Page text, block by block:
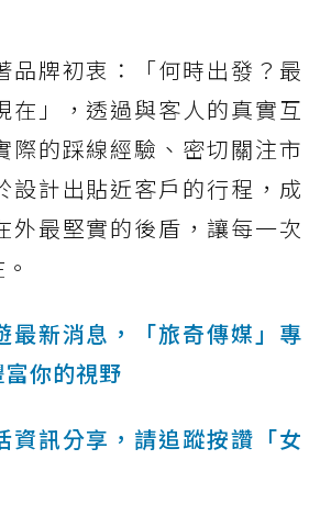
品牌初衷：「何時出發？最
在」，透過與客人的真實互
際的踩線經驗、密切關注市
設計出貼近客戶的行程，成
外最堅實的後盾，讓每一次
最新消息，「旅奇傳媒」專
你的視野
資訊分享，請追蹤按讚「女